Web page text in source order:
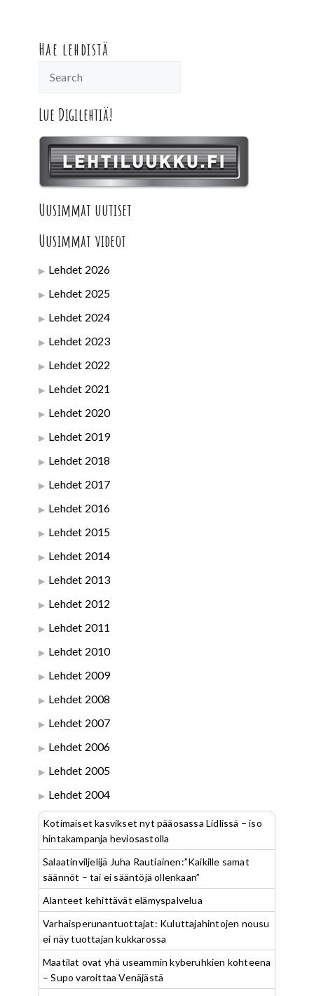
Hae lehdistä
Lue Digilehtiä!
Uusimmat uutiset
Uusimmat videot
Lehdet 2026
Lehdet 2025
Lehdet 2024
Lehdet 2023
Lehdet 2022
Lehdet 2021
Lehdet 2020
Lehdet 2019
Lehdet 2018
Lehdet 2017
Lehdet 2016
Lehdet 2015
Lehdet 2014
Lehdet 2013
Lehdet 2012
Lehdet 2011
Lehdet 2010
Lehdet 2009
Lehdet 2008
Lehdet 2007
Lehdet 2006
Lehdet 2005
Lehdet 2004
Kotimaiset kasvikset nyt pääosassa Lidlissä – iso
hintakampanja heviosastolla
Salaatinviljelijä Juha Rautiainen:”Kaikille samat
säännöt – tai ei sääntöjä ollenkaan”
Alanteet kehittävät elämyspalvelua
Varhaisperunantuottajat: Kuluttajahintojen nousu
ei näy tuottajan kukkarossa
Maatilat ovat yhä useammin kyberuhkien kohteena
– Supo varoittaa Venäjästä